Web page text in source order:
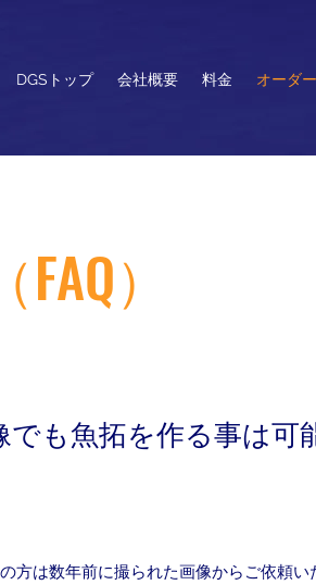
DGSトップ 会社概要 料金 オーダ
）
も魚拓を作る事は可
は数年前に撮られた画像からご依頼い